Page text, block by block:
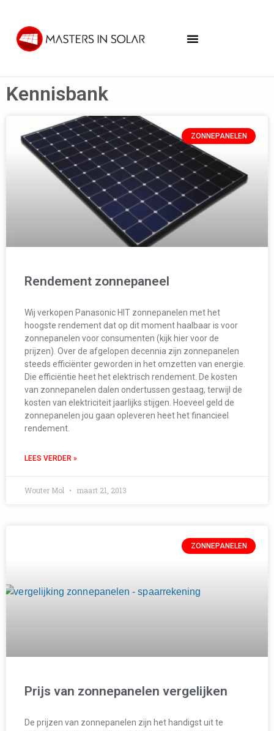
Kennisbank
ZONNEPANELEN
Rendement zonnepaneel
Wij verkopen Panasonic HIT zonnepanelen met het
hoogste rendement dat op dit moment haalbaar is voor
zonnepanelen voor consumenten (kijk hier voor de
prijzen). Over de afgelopen decennia zijn zonnepanelen
steeds efficiënter geworden in het omzetten van energie.
Die efficiëntie heet het elektrisch rendement. De kosten
van zonnepanelen dalen ondertussen gestaag, terwijl de
kosten van elektriciteit jaarlijks stijgen. Hoeveel geld de
zonnepanelen jou gaan opleveren heet het financieel
rendement.
LEES VERDER »
Wouter Mol maart 21, 2013
ZONNEPANELEN
Prijs van zonnepanelen vergelijken
De prijzen van zonnepanelen zijn het handigst uit te